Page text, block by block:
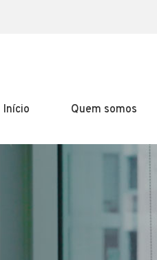
Início Quem somos